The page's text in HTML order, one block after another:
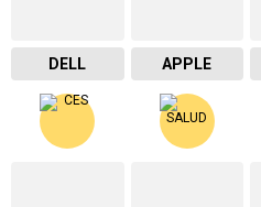
DELL APPLE